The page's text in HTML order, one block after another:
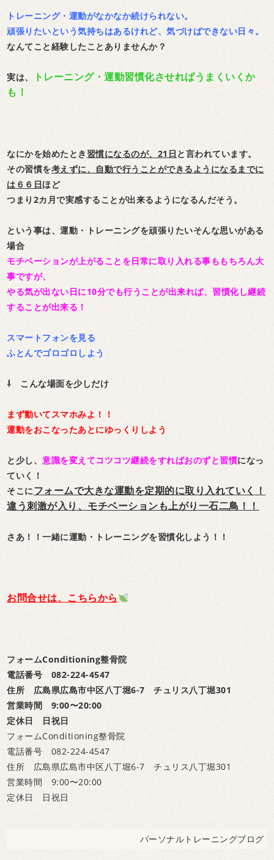
トレーニング・運動がなかなか続けられない。
頑張りたいという気持ちはあるけれど、気づけばできない日々。
なんてこと経験したことありませんか？
実は、
トレーニング・運動習慣化させればうまくいくか
も！
なにかを始めたとき習慣になるのが、21日 と言われています。
その習慣を考えずに、自動で行うことができるようになるまでに
は６６日ほど
つまり2カ月で実感することが出来るようになるんだそう。
という事は、運動・トレーニングを頑張りたいそんな思いがある
場合
モチベーションが上がることを日常に取り入れる事ももちろん大
事ですが、
やる気が出ない日に10分でも行うことが出来れば、習慣化し継続
することが出来る！
スマートフォンを見る
ふとんでゴロゴロしよう
⇩ こんな場面を少しだけ
まず動いてスマホみよ！！
運動をおこなったあとにゆっくりしよう
と少し、意識を変えてコツコツ継続をすればおのずと習慣になっ
ていく！
そこにフォームで大きな運動を定期的に取り入れていく！
違う刺激が入り、モチベーションも上がり一石二鳥！！
さあ！！一緒に運動・トレーニングを習慣化しよう！！
お問合せは、こちらから
フォームConditioning整骨院
電話番号 082-224-4547
住所 広島県広島市中区八丁堀6-7 チュリス八丁堀301
営業時間 9:00〜20:00
定休日 日祝日
フォームConditioning整骨院
電話番号 082-224-4547
住所 広島県広島市中区八丁堀6-7 チュリス八丁堀301
営業時間 9:00〜20:00
定休日 日祝日
パーソナルトレーニングブログ